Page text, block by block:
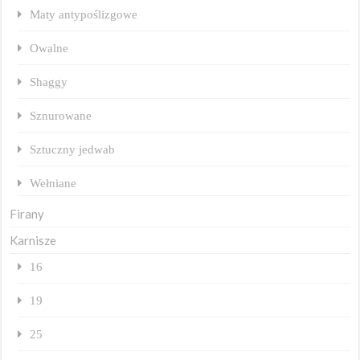
Maty antypoślizgowe
Owalne
Shaggy
Sznurowane
Sztuczny jedwab
Wełniane
Firany
Karnisze
16
19
25